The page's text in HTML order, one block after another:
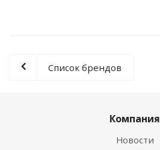
Список брендов
Компания
Новости